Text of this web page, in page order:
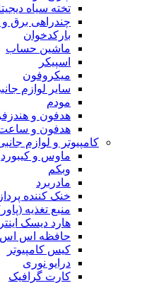
تخته سیاه
چندراهی برق و
بارکدخوان
ماشین حساب
اسپیکر
میکروفون
سایر لوازم
مودم
هدفون و
هدفون و ساعت
کامپیوتر و لوازم
ماوس و کیبورد
وبکم
مادربرد
خنک کننده
منبع تغذیه
هارد دیسک
حافظه اس
کیس کامپیوتر
درایو نوری
کارت گرافیک